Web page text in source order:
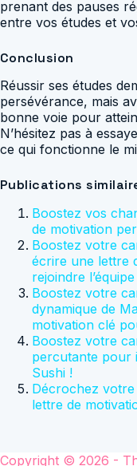
prenant des pauses
entre vos études et
Conclusion
Réussir ses études
persévérance, mais
bonne voie pour
N’hésitez pas à
ce qui fonctionne le
Publications
Boostez vos
de motivation
Boostez votre
écrire une lettre
rejoindre
Boostez votre
dynamique de
motivation clé
Boostez votre
percutante pour
Sushi !
Décrochez
lettre de
Copyright © 2026 -